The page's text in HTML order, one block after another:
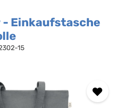
- Einkaufstasche
15